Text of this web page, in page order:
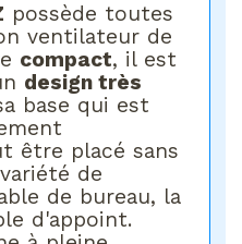
possède toutes
ventilateur de
compact, il est
design très
base qui est
être placé sans
de
de bureau, la
d'appoint.